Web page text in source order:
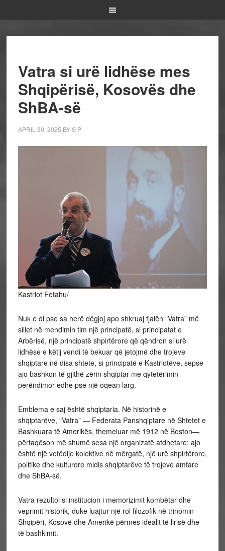
Vatra si urë lidhëse mes
Shqipërisë, Kosovës dhe
ShBA-së
APRIL 30, 2025 BYS P
Kastriot Fetahu/
Nuk e di pse sa herë dëgjoj apo shkruaj fjalën “Vatra” më
sillet në mendimin tim një principatë, si principatat e
Arbërisë, një principatë shpirtërore që qëndron si urë
lidhëse e këtij vendi të bekuar që jetojmë dhe trojeve
shqiptare në disa shtete, si principatë e Kastriotëve, sepse
ajo bashkon të gjithë zërin shqiptar me qytetërimin
perëndimor edhe pse një oqean larg.
Emblema e saj është shqiptaria. Në historinë e
shqiptarëve, “Vatra” — Federata Panshqiptare në Shtetet e
Bashkuara të Amerikës, themeluar më 1912 në Boston—
përfaqëson më shumë sesa një organizatë atdhetare: ajo
është një vetëdije kolektive në mërgatë, një urë shpirtërore,
politike dhe kulturore midis shqiptarëve të trojeve amtare
dhe ShBA-së.
Vatra rezultoi si institucion i memorizimit kombëtar dhe
veprimit historik, duke luajtur një rol filozofik në trinomin
Shqipëri, Kosovë dhe Amerikë përmes idealit të lirisë dhe
të bashkimit.